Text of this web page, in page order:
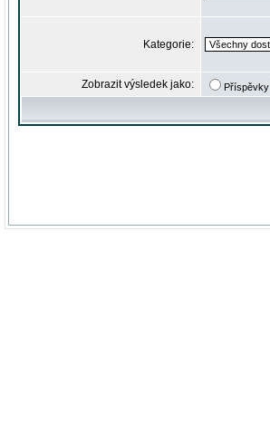
Kategorie:
Zobrazit výsledek jako: Příspěvky